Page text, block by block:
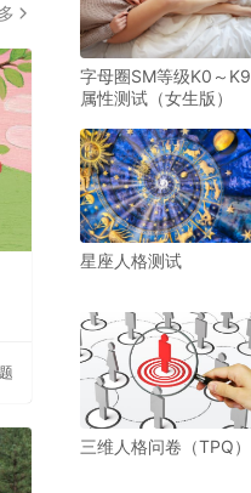
字母圈SM等级K0～K9
属性测试（女生版）
星座人格测试
三维人格问卷（TPQ）